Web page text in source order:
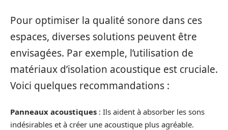
Pour optimiser la qualité sonore dans ces
espaces, diverses solutions peuvent être
envisagées. Par exemple, l’utilisation de
matériaux d’isolation acoustique est cruciale.
Voici quelques recommandations :
Panneaux acoustiques : Ils aident à absorber les sons
indésirables et à créer une acoustique plus agréable.